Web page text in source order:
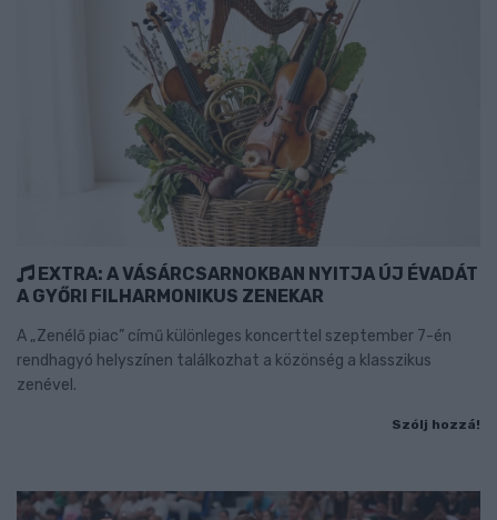
EXTRA: A VÁSÁRCSARNOKBAN NYITJA ÚJ ÉVADÁT
A GYŐRI FILHARMONIKUS ZENEKAR
A „Zenélő piac” című különleges koncerttel szeptember 7-én
rendhagyó helyszínen találkozhat a közönség a klasszikus
zenével.
Szólj hozzá!